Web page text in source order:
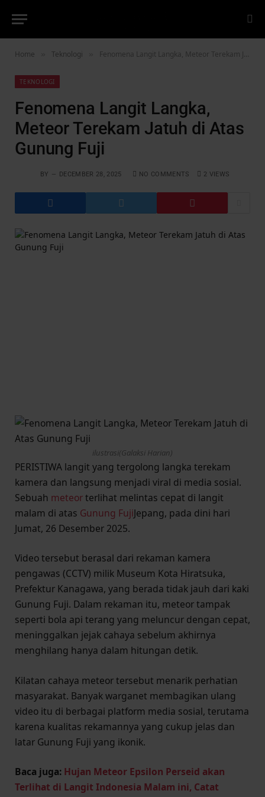
Home Teknologi Fenomena Langit Langka, Meteor Terekam Jatuh di Atas Gunung Fuji
TEKNOLOGI
Fenomena Langit Langka,
Meteor Terekam Jatuh di Atas
Gunung Fuji
BY DECEMBER 28, 2025 NO COMMENTS 2 VIEWS
ilustrasi(Galaksi Harian)
PERISTIWA langit yang tergolong langka terekam
kamera dan langsung menjadi viral di media sosial.
Sebuah meteorterlihat melintas cepat di langit
malam di atas Gunung FujiJepang, pada dini hari
Jumat, 26 Desember 2025.
Video tersebut berasal dari rekaman kamera
pengawas (CCTV) milik Museum Kota Hiratsuka,
Prefektur Kanagawa, yang berada tidak jauh dari kaki
Gunung Fuji. Dalam rekaman itu, meteor tampak
seperti bola api terang yang meluncur dengan cepat,
meninggalkan jejak cahaya sebelum akhirnya
menghilang hanya dalam hitungan detik.
Kilatan cahaya meteor tersebut menarik perhatian
masyarakat. Banyak warganet membagikan ulang
video itu di berbagai platform media sosial, terutama
karena kualitas rekamannya yang cukup jelas dan
latar Gunung Fuji yang ikonik.
Baca juga: Hujan Meteor Epsilon Perseid akan
Terlihat di Langit Indonesia Malam ini, Catat